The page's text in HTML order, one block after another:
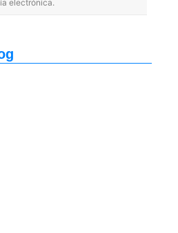
electrónica.